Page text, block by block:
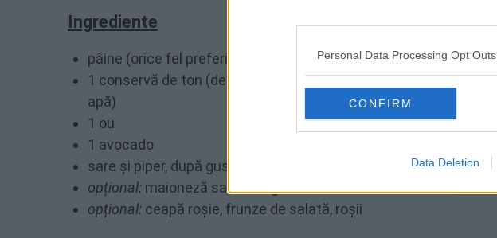
Personal Data Processing Opt Outs
CONFIRM
Data Deletion
Ingrediente
pâine (orice fel preferi)
1 conservă de ton (de preferat în ulei de măsline sau
apă)
1 ou
1 avocado
sare și piper, după gust
opțional: maioneză sau iaurt grecesc
opțional: ceapă roșie, frunze de salată, roșii